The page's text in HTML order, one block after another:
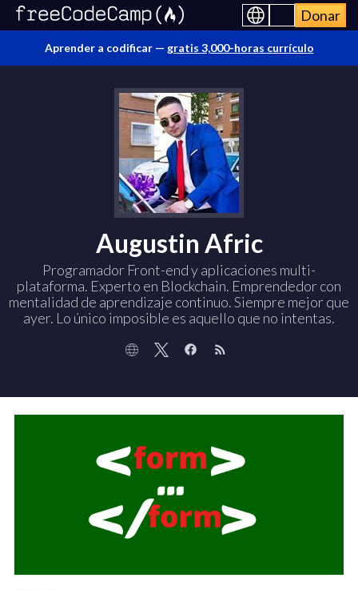
Donar
Aprender a codificar — gratis 3,000-horas currículo
Augustin Afric
Programador Front-end y aplicaciones multi-
plataforma. Experto en Blockchain. Emprendedor con
mentalidad de aprendizaje continuo. Siempre mejor que
ayer. Lo único imposible es aquello que no intentas.